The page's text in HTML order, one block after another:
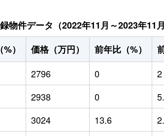
物件データ（2022年11月～2023年11月
） 価格（万円） 前年比（%）
2796 0 2
2938 0
3024 13.6